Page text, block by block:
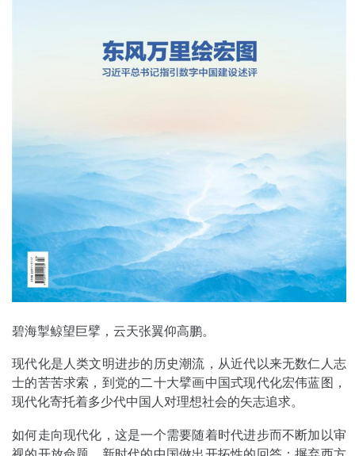
碧海掣鲸望巨擘，云天张翼仰高鹏。
现代化是人类文明进步的历史潮流，从近代以来无数仁人志
士的苦苦求索，到党的二十大擘画中国式现代化宏伟蓝图，
现代化寄托着多少代中国人对理想社会的矢志追求。
如何走向现代化，这是一个需要随着时代进步而不断加以审